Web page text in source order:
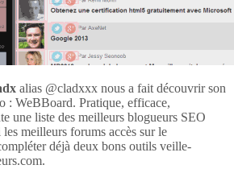
alias @cladxxx nous a fait découvrir son
: WeBBoard. Pratique, efficace,
une liste des meilleurs blogueurs SEO
meilleurs forums accès sur le
déjà deux bons outils veille-